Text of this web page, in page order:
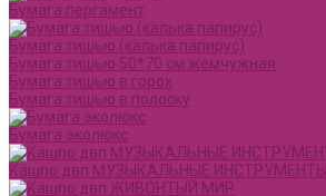
Бумага пергамент
Бумага тишью (калька папирус)
Бумага тишью 50*70 см жемчужная
Бумага тишью в горох
Бумага тишью в полоску
Бумага эколюкс
Кашпо двп МУЗЫКАЛЬНЫЕ ИНСТРУМЕНТЫ